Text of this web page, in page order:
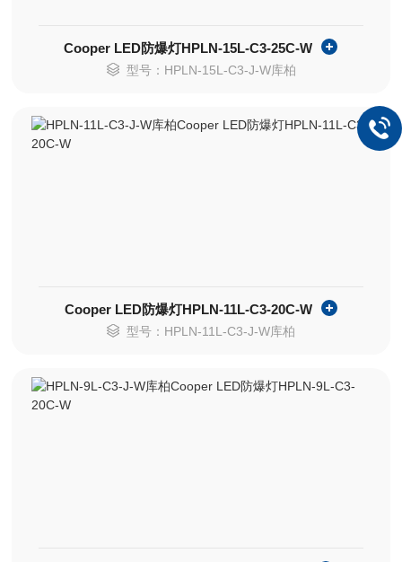
Cooper LED防爆灯HPLN-15L-C3-25C-W
型号：HPLN-15L-C3-J-W库柏
Cooper LED防爆灯HPLN-11L-C3-20C-W
型号：HPLN-11L-C3-J-W库柏